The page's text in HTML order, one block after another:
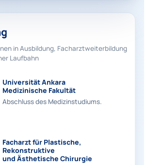
in Ausbildung, Facharztweiterbildung
Laufbahn
Universität Ankara
Medizinische Fakultät
Abschluss des Medizinstudiums.
Facharzt für Plastische,
Rekonstruktive
und Ästhetische Chirurgie